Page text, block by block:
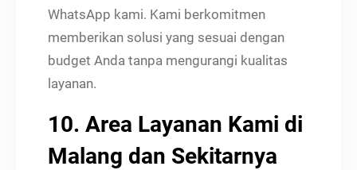
WhatsApp kami. Kami berkomitmen
memberikan solusi yang sesuai dengan
budget Anda tanpa mengurangi kualitas
layanan.
10. Area Layanan Kami di
Malang dan Sekitarnya